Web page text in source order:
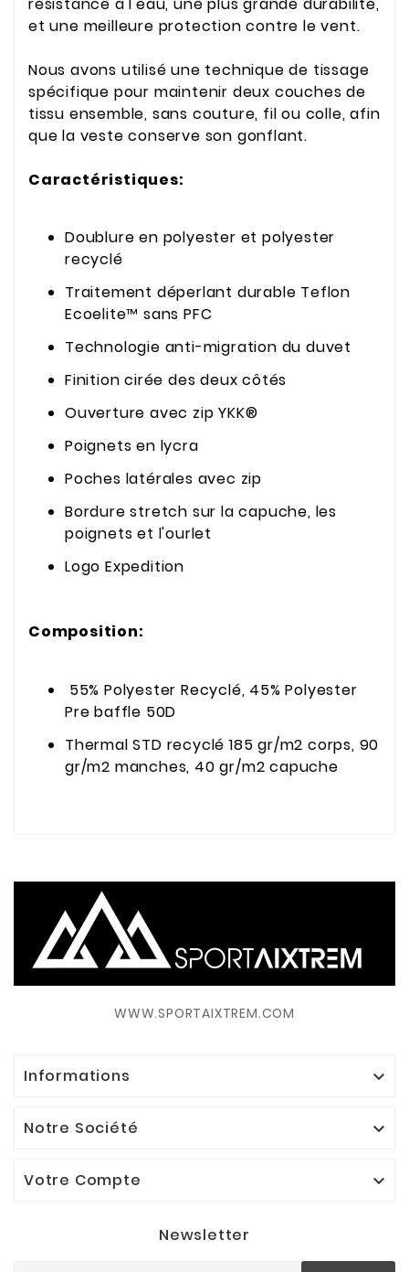
et une meilleure protection contre le vent.
Nous avons utilisé une technique de tissage
spécifique pour maintenir deux couches de
tissu ensemble, sans couture, fil ou colle, afin
que la veste conserve son gonflant.
Caractéristiques:
Doublure en polyester et polyester
recyclé
Traitement déperlant durable Teflon
Ecoelite™ sans PFC
Technologie anti-migration du duvet
Finition cirée des deux côtés
Ouverture avec zip YKK®
Poignets en lycra
Poches latérales avec zip
Bordure stretch sur la capuche, les
poignets et l'ourlet
Logo Expedition
Composition:
55% Polyester Recyclé, 45% Polyester
Pre baffle 50D
Thermal STD recyclé 185 gr/m2 corps, 90
gr/m2 manches, 40 gr/m2 capuche
WWW.SPORTAIXTREM.COM
Informations 
Notre Société 
Votre Compte 
Newsletter